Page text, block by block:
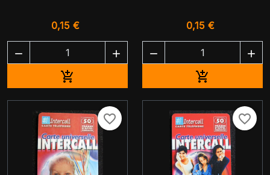
0,15 €
 

0,15 €
 

favorite_border favorite_border